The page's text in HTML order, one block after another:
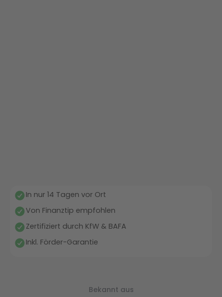
In nur 14 Tagen vor Ort
Von Finanztip empfohlen
Zertifiziert durch KfW & BAFA
Inkl. Förder-Garantie
Bekannt aus